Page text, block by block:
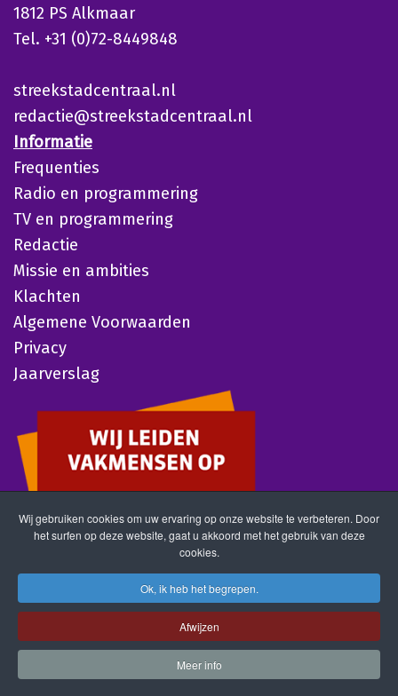
1812 PS Alkmaar
Tel. +31 (0)72-8449848
streekstadcentraal.nl
redactie@streekstadcentraal.nl
Informatie
Frequenties
Radio en programmering
TV en programmering
Redactie
Missie en ambities
Klachten
Algemene Voorwaarden
Privacy
Jaarverslag
Wij gebruiken cookies om uw ervaring op onze website te verbeteren. Door
het surfen op deze website, gaat u akkoord met het gebruik van deze
cookies.
Ok, ik heb het begrepen.
Afwijzen
Meer info